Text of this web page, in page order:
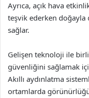
Ayrıca, açık hava
teşvik ederken doğayla
sağlar.
Gelişen teknoloji ile
güvenliğini sağlamak
Akıllı aydınlatma
ortamlarda